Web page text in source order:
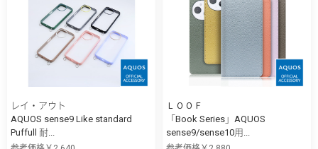
レイ・アウト
AQUOS sense9 Like standard
Puffull 耐...
ＬＯＯＦ
「Book Series」AQUOS
sense9/sense10用...